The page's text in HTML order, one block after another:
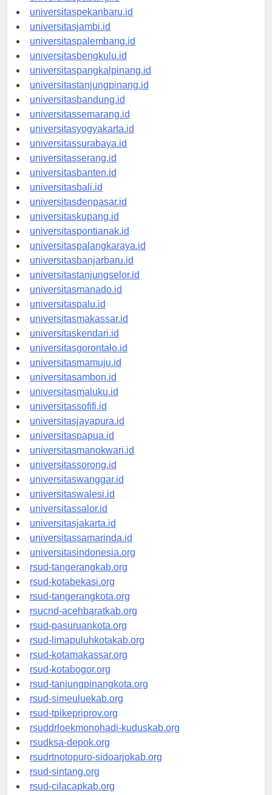
universitaspadang.id
universitaspekanbaru.id
universitasjambi.id
universitaspalembang.id
universitasbengkulu.id
universitaspangkalpinang.id
universitastanjungpinang.id
universitasbandung.id
universitassemarang.id
universitasyogyakarta.id
universitassurabaya.id
universitasserang.id
universitasbanten.id
universitasbali.id
universitasdenpasar.id
universitaskupang.id
universitaspontianak.id
universitaspalangkaraya.id
universitasbanjarbaru.id
universitastanjungselor.id
universitasmanado.id
universitaspalu.id
universitasmakassar.id
universitaskendari.id
universitasgorontalo.id
universitasmamuju.id
universitasambon.id
universitasmaluku.id
universitassofifi.id
universitasjayapura.id
universitaspapua.id
universitasmanokwari.id
universitassorong.id
universitaswanggar.id
universitaswalesi.id
universitassalor.id
universitasjakarta.id
universitassamarinda.id
universitasindonesia.org
rsud-tangerangkab.org
rsud-kotabekasi.org
rsud-tangerangkota.org
rsucnd-acehbaratkab.org
rsud-pasuruankota.org
rsud-limapuluhkotakab.org
rsud-kotamakassar.org
rsud-kotabogor.org
rsud-tanjungpinangkota.org
rsud-simeuluekab.org
rsud-tpikepriprov.org
rsuddrloekmonohadi-kuduskab.org
rsudksa-depok.org
rsudrtnotopuro-sidoarjokab.org
rsud-sintang.org